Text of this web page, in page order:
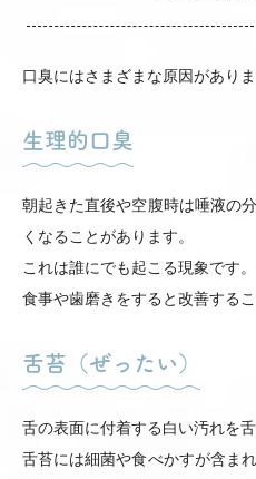
口臭にはさまざまな原因がありま
生理的口臭
朝起きた直後や空腹時は唾液の
くなることがあります。
これは誰にでも起こる現象です。
食事や歯磨きをすると改善する
舌苔（ぜったい）
舌の表面に付着する白い汚れを舌
舌苔には細菌や食べかすが含ま